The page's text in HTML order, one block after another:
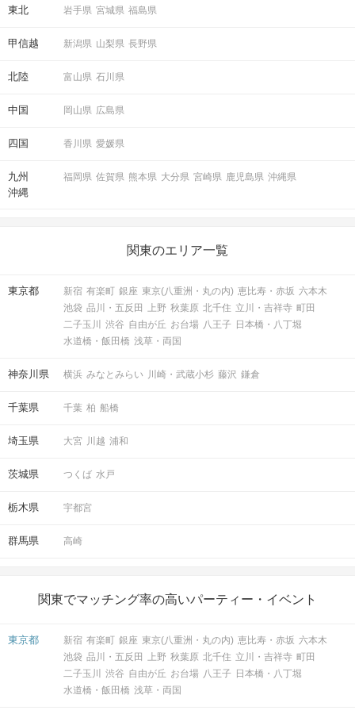
STEP6 結果発表
スタッフがお席までご案内します！
アクセス
有楽町ラウンジ
マップ・アクセス案内を見る
東北 岩手県 宮城県 福島県
甲信越 新潟県 山梨県 長野県
北陸 富山県 石川県
中国 岡山県 広島県
四国 香川県 愛媛県
九州
沖縄
福岡県 佐賀県 熊本県 大分県 宮崎県 鹿児島県 沖縄県
関東のエリア一覧
東京都 新宿 有楽町 銀座 東京(八重洲・丸の内) 恵比寿・赤坂 六本木
池袋 品川・五反田 上野 秋葉原 北千住 立川・吉祥寺 町田
二子玉川
渋谷 自由が丘 お台場 八王子 日本橋・八丁堀
水道橋・飯田橋 浅草・両国
神奈川県 横浜 みなとみらい 川崎・武蔵小杉 藤沢 鎌倉
千葉県 千葉 柏 船橋
埼玉県 大宮 川越 浦和
茨城県 つくば 水戸
栃木県 宇都宮
群馬県 高崎
関東でマッチング率の高いパーティー・イベント
東京都 新宿 有楽町 銀座 東京(八重洲・丸の内) 恵比寿・赤坂 六本木
池袋 品川・五反田 上野 秋葉原 北千住 立川・吉祥寺 町田
二子玉川
渋谷 自由が丘 お台場 八王子 日本橋・八丁堀
水道橋・飯田橋 浅草・両国